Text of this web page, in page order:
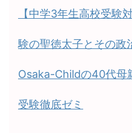
【中学3年生高校受験
験の聖徳太子とその政
Osaka-Childの40代母
受験徹底ゼミ